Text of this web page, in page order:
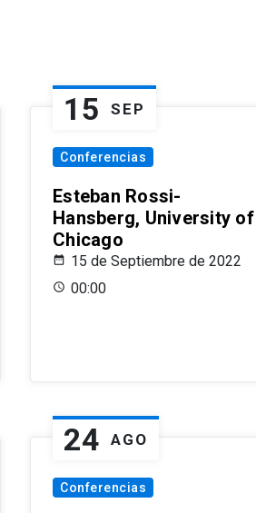
15 SEP
Conferencias
Esteban Rossi-
Hansberg, University of
Chicago
15 de Septiembre de 2022
00:00
24 AGO
Conferencias